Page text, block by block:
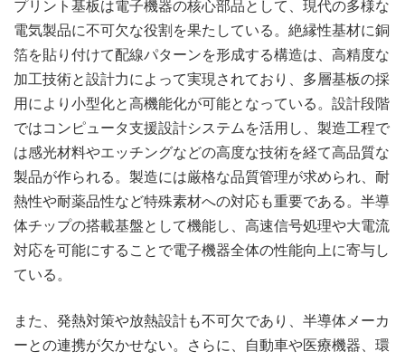
プリント基板は電子機器の核心部品として、現代の多様な
電気製品に不可欠な役割を果たしている。絶縁性基材に銅
箔を貼り付けて配線パターンを形成する構造は、高精度な
加工技術と設計力によって実現されており、多層基板の採
用により小型化と高機能化が可能となっている。設計段階
ではコンピュータ支援設計システムを活用し、製造工程で
は感光材料やエッチングなどの高度な技術を経て高品質な
製品が作られる。製造には厳格な品質管理が求められ、耐
熱性や耐薬品性など特殊素材への対応も重要である。半導
体チップの搭載基盤として機能し、高速信号処理や大電流
対応を可能にすることで電子機器全体の性能向上に寄与し
ている。
また、発熱対策や放熱設計も不可欠であり、半導体メーカ
ーとの連携が欠かせない。さらに、自動車や医療機器、環